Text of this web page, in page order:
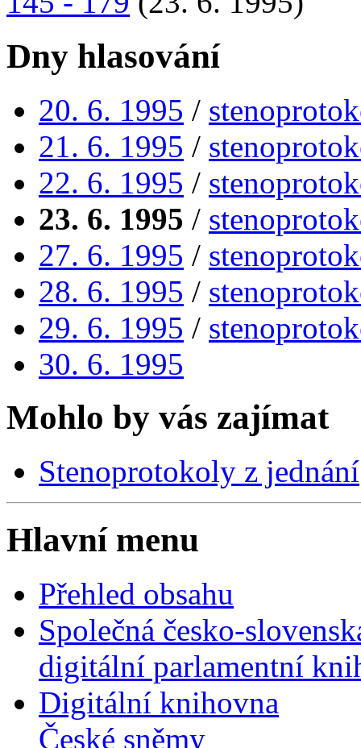
Dny hlasování
20. 6. 1995 /
21. 6. 1995 /
22. 6. 1995 /
23. 6. 1995 /
27. 6. 1995 /
28. 6. 1995 /
29. 6. 1995 /
30. 6. 1995
Mohlo by vás zajímat
Stenoprotokoly z jednání
Hlavní menu
Přehled obsahu
Společná česko-
digitální parlamentní
Digitální knihovna
České sněmy